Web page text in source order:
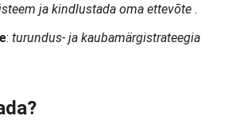
ja kindlustada oma ettevõte .
: turundus- ja kaubamärgistrateegia